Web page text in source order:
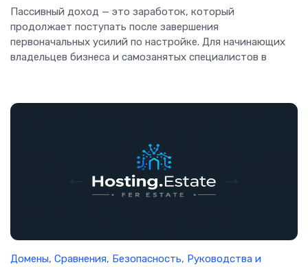
Пассивный доход — это заработок, который
продолжает поступать после завершения
первоначальных усилий по настройке. Для начинающих
владельцев бизнеса и самозанятых специалистов в
Домены, Сравнения, Безопасность, Руководства и